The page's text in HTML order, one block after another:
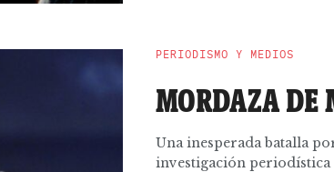
PERIODISMO Y MEDIOS
MORDAZA DE
Una inesperada batalla
investigación periodística